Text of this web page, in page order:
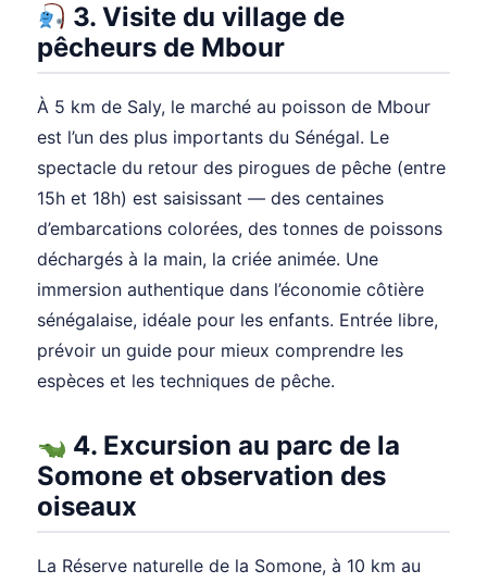
3. Visite du village de
pêcheurs de Mbour
À 5 km de Saly, le marché au poisson de Mbour
est l’un des plus importants du Sénégal. Le
spectacle du retour des pirogues de pêche (entre
15h et 18h) est saisissant — des centaines
d’embarcations colorées, des tonnes de poissons
déchargés à la main, la criée animée. Une
immersion authentique dans l’économie côtière
sénégalaise, idéale pour les enfants. Entrée libre,
prévoir un guide pour mieux comprendre les
espèces et les techniques de pêche.
4. Excursion au parc de la
Somone et observation des
oiseaux
La Réserve naturelle de la Somone, à 10 km au